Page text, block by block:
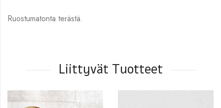
Ruostumatonta terästä.
Liittyvät Tuotteet